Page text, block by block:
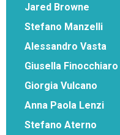
Jared Browne
Stefano Manzelli
Alessandro Vasta
Giusella Finocchiaro
Giorgia Vulcano
Anna Paola Lenzi
Stefano Aterno